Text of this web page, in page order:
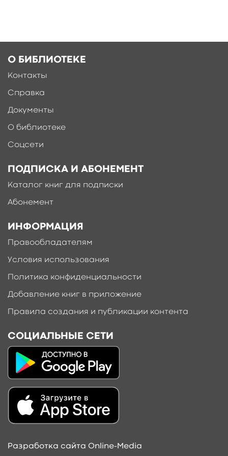
О БИБЛИОТЕКЕ
Контакты
Справка
Документы
О библиотеке
Соцсети
ПОДПИСКА И АБОНЕМЕНТ
Каталог книг для подписки
Абонемент
ИНФОРМАЦИЯ
Правообладателям
Условия использования
Политика конфиденциальности
Добавление книг в приложение
Правила создания и публикации контента
СОЦИАЛЬНЫЕ СЕТИ
Разработка сайта Online-Media